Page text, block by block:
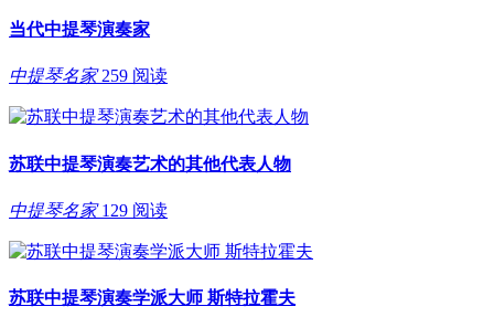
当代中提琴演奏家
中提琴名家 259 阅读
苏联中提琴演奏艺术的其他代表人物
中提琴名家 129 阅读
苏联中提琴演奏学派大师 斯特拉霍夫